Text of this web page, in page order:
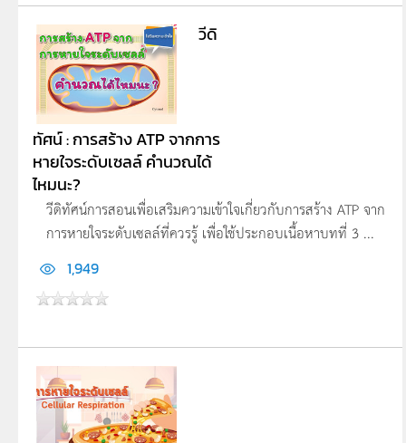
วีดิ
ทัศน์ : การสร้าง ATP จากการ
หายใจระดับเซลล์ คำนวณได้
ไหมนะ?
วีดิทัศน์การสอนเพื่อเสริมความเข้าใจเกี่ยวกับการสร้าง ATP จาก
การหายใจระดับเซลล์ที่ควรรู้ เพื่อใช้ประกอบเนื้อหาบทที่ 3 ...
1,949